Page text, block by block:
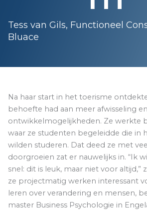
Tess van Gils, Functioneel
Bluace
Na haar start in het toerisme
behoefte had aan meer afwisseling en
ontwikkelmogelijkheden. Ze werkte
waar ze studenten begeleidde die in
wilden studeren. Dat deed ze met
doorgroeien zat er nauwelijks in. “Ik
snel: dit is leuk, maar niet voor altijd,”
ze projectmatig werken interessant
leren over verandering en mensen,
master Business Psychologie in